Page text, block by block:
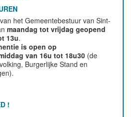
het Gemeentebestuur van Sint-
maandag tot vrijdag geopend
13u.
is open op
van 16u tot 18u30 (de
Burgerlijke Stand en
!